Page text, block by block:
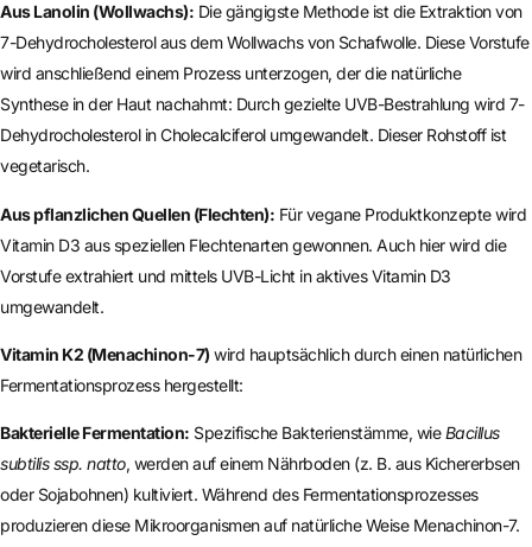
Aus Lanolin (Wollwachs): Die gängigste Methode ist die Extraktion von
7-Dehydrocholesterol aus dem Wollwachs von Schafwolle. Diese Vorstufe
wird anschließend einem Prozess unterzogen, der die natürliche
Synthese in der Haut nachahmt: Durch gezielte UVB-Bestrahlung wird 7-
Dehydrocholesterol in Cholecalciferol umgewandelt. Dieser Rohstoff ist
vegetarisch.
Aus pflanzlichen Quellen (Flechten): Für vegane Produktkonzepte wird
Vitamin D3 aus speziellen Flechtenarten gewonnen. Auch hier wird die
Vorstufe extrahiert und mittels UVB-Licht in aktives Vitamin D3
umgewandelt.
Vitamin K2 (Menachinon-7) wird hauptsächlich durch einen natürlichen
Fermentationsprozess hergestellt:
Bakterielle Fermentation: Spezifische Bakterienstämme, wieBacillus
subtilis ssp. natto, werden auf einem Nährboden (z. B. aus Kichererbsen
oder Sojabohnen) kultiviert. Während des Fermentationsprozesses
produzieren diese Mikroorganismen auf natürliche Weise Menachinon-7.